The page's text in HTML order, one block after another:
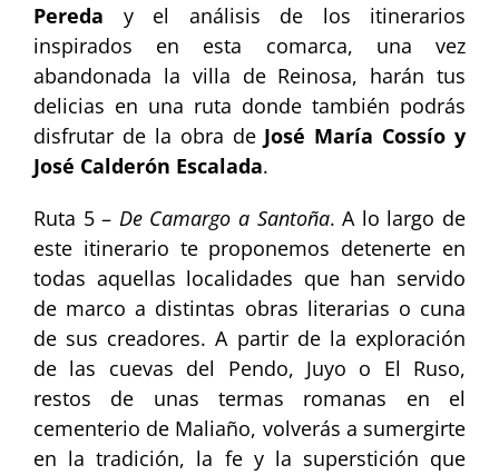
Pereda y el análisis de los itinerarios
inspirados en esta comarca, una vez
abandonada la villa de Reinosa, harán tus
delicias en una ruta donde también podrás
disfrutar de la obra de José María Cossío y
José Calderón Escalada.
Ruta 5 – De Camargo a Santoña. A lo largo de
este itinerario te proponemos detenerte en
todas aquellas localidades que han servido
de marco a distintas obras literarias o cuna
de sus creadores. A partir de la exploración
de las cuevas del Pendo, Juyo o El Ruso,
restos de unas termas romanas en el
cementerio de Maliaño, volverás a sumergirte
en la tradición, la fe y la superstición que